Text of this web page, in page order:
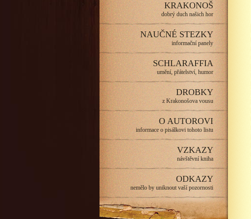
KRAKONOŠ
dobrý duch našich hor
NAUČNÉ STEZKY
informační panely
SCHLARAFFIA
umění, přátelství, humor
DROBKY
z Krakonošova vousu
O AUTOROVI
informace o pisálkovi tohoto listu
VZKAZY
návštěvní kniha
ODKAZY
nemělo by uniknout vaší pozornosti